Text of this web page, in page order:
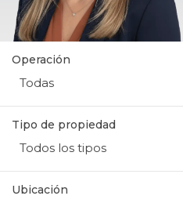
Operación
Todas
Tipo de propiedad
Todos los tipos
Ubicación